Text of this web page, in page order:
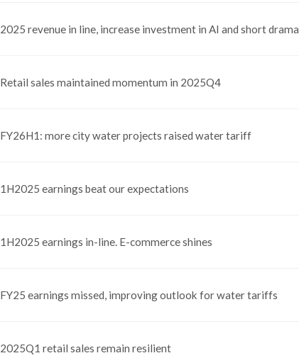
2025 revenue in line, increase investment in AI and short drama
Retail sales maintained momentum in 2025Q4
FY26H1: more city water projects raised water tariff
1H2025 earnings beat our expectations
1H2025 earnings in-line. E-commerce shines
FY25 earnings missed, improving outlook for water tariffs
2025Q1 retail sales remain resilient